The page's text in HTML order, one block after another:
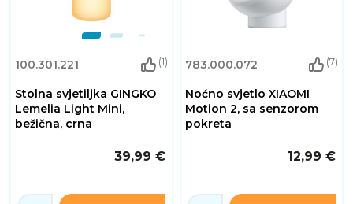
100.301.221 (1)
Stolna svjetiljka GINGKO
Lemelia Light Mini,
bežična, crna
39,99 €
783.000.072 (7)
Noćno svjetlo XIAOMI
Motion 2, sa senzorom
pokreta
12,99 €